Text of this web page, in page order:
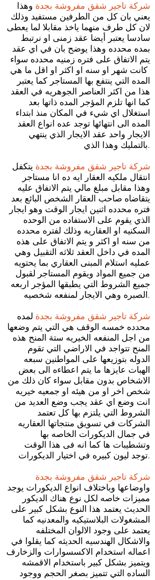
شركة تاجير شقق مفروشة بجدة وهذا
يعني بان كل من الطرفين مستفيد وذلك
لان كل طرف منهما ياخذ مقابلا لما يعطى
سادسا يعتبر أيضا عقد زمنى او نرتبط
بمده محدده وهذا يوضح بان في اي عقد
يتم الاتفاق على فتره زمنيه محدده سواء
كانت شهر او سنه او اكثر او اقل ما هي
المده التي ينتفع بها المستاجر كما يعتبر
هذا من اكثر العناصر الجوهريه في العقد
كما انها تلزم المؤجر المده ذاتها بعد
استغلال اي شيء في المكان منذ ابتداء
المده الى انتهائها توجد عده انواع العقد
الايجار واحد عقد الايجار الذي ينتهي
بالتمليك وهذا الذي.
شركة تاجير شقق مفروشة بجدة يتكفل
انتقال ملكيه العقار ايه ده انا مستاجر
وهذا مقابل مبلغ مالي يتم الاتفاق عليه
يتقاضاه صاحب العقار الشخص البائع بعد
فتره محدده اثنين ايجار الوقت وهو ايجار
الذي يقوم على الاستفاده من الوحده
السكنيه او العقاريه وذلك لفتره محدده
من سنه او اكثر و يتم الاتفاق على هذه
المده في داخل العقد ثلاثه التقبيل وهي
عمليه استلام المبنى العقاري بما يحتويه
من جميع المواد ويقوم المستاجر لقبول
جميع الشروط التي يطبقها المؤجر اربعه
الصبره وهي الايجار لمنفعه شخصيه.
شركة تاجير شقق مفروشة بجدة لمده
محدده خمسه الوقف هي التي يتم وضعها
من اجل المنفعه الخيريه ستة المنح هذه
المنح تتواجد في الاراضي التي تقوم
الدوله بتوزيعها على المواطنين سبعه
الهبات عايزها ما يتم اعطاءه الى بعض
الاشخاص بدون مقابل سواء كان ذلك من
شخص اخر او من هيئه او جمعيه خيريه
انت وضع اي عقد يجب وضع العديد من
الشروط التي يلتزم بها كل تعتمد
الشركات في تسويق منتجاتها العقاريه
في جمال الديكورات الخاصه بها
وتشطيبات ها كما انه فى هذا الوقت
توجد ليون كبيره في اختيار الديكورات.
شركة تاجير شقق مفروشة بجدة
واوضاعها وباختلاف انواع الديكورات يوجد
مميزات خاصه لكل نوع هناك الديكور
الحديث يعتمد هذا النوع بشكل كبير على
المشغولات البلاستيكيه والمعدنيه كما
يعتمد على وجود الالوان المختلفه
والاشكال الهندسيه الحديثه كما يقلوا في
اعماله استخدام الاكسسوارات والزخارف
ويتميز بشكل كبير باستخدام الاقمشه
الساده التي تتميز بصغر الحجم ووجود